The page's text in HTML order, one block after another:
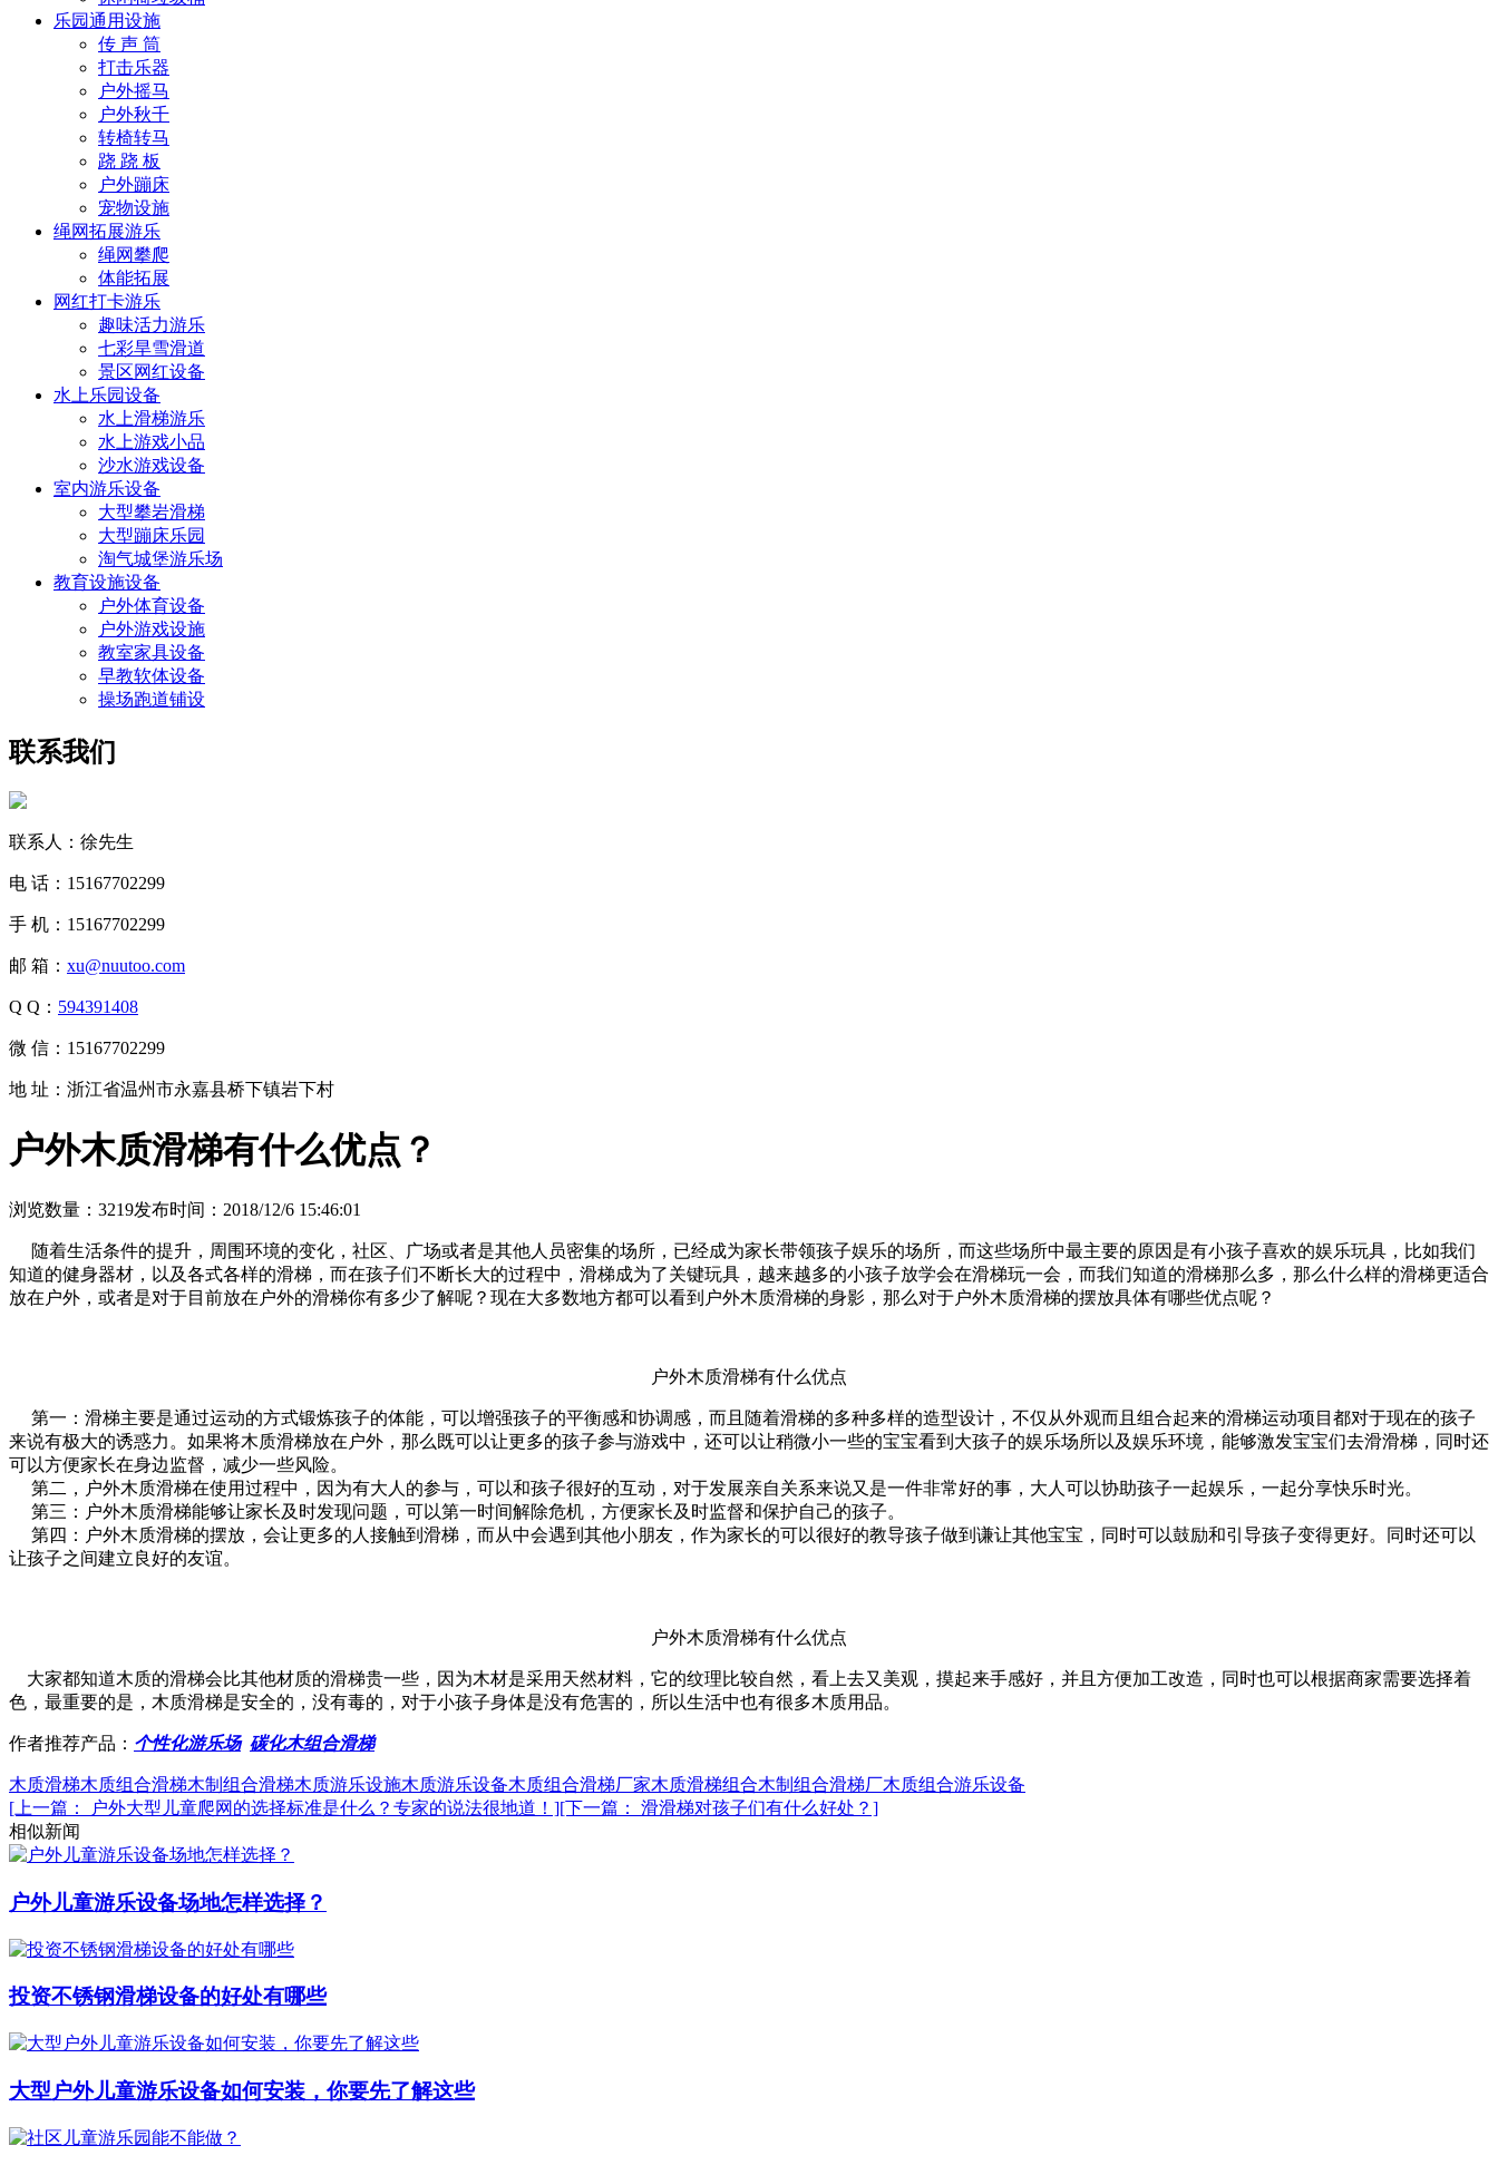
乐园通用设施
传 声 筒
打击乐器
户外摇马
户外秋千
转椅转马
跷 跷 板
户外蹦床
宠物设施
绳网拓展游乐
绳网攀爬
体能拓展
网红打卡游乐
趣味活力游乐
七彩旱雪滑道
景区网红设备
水上乐园设备
水上滑梯游乐
水上游戏小品
沙水游戏设备
室内游乐设备
大型攀岩滑梯
大型蹦床乐园
淘气城堡游乐场
教育设施设备
户外体育设备
户外游戏设施
教室家具设备
早教软体设备
操场跑道铺设
联系我们
联系人：徐先生
电 话：15167702299
手 机：15167702299
邮 箱： xu@nuutoo.com
Q Q： 594391408
微 信：15167702299
地 址：浙江省温州市永嘉县桥下镇岩下村
户外木质滑梯有什么优点？
浏览数量：3219发布时间：2018/12/6 15:46:01
随着生活条件的提升，周围环境的变化，社区、广场或者是其他人员密集的场所，已经成为家长带领孩子娱乐的场所，而这些场所中最主要的原因是有小孩子喜欢的娱乐玩具，比如我们
知道的健身器材，以及各式各样的滑梯，而在孩子们不断长大的过程中，滑梯成为了关键玩具，越来越多的小孩子放学会在滑梯玩一会，而我们知道的滑梯那么多，那么什么样的滑梯更适合
放在户外，或者是对于目前放在户外的滑梯你有多少了解呢？现在大多数地方都可以看到户外木质滑梯的身影，那么对于户外木质滑梯的摆放具体有哪些优点呢？
户外木质滑梯有什么优点
第一：滑梯主要是通过运动的方式锻炼孩子的体能，可以增强孩子的平衡感和协调感，而且随着滑梯的多种多样的造型设计，不仅从外观而且组合起来的滑梯运动项目都对于现在的孩子
来说有极大的诱惑力。如果将木质滑梯放在户外，那么既可以让更多的孩子参与游戏中，还可以让稍微小一些的宝宝看到大孩子的娱乐场所以及娱乐环境，能够激发宝宝们去滑滑梯，同时还
可以方便家长在身边监督，减少一些风险。
第二，户外木质滑梯在使用过程中，因为有大人的参与，可以和孩子很好的互动，对于发展亲自关系来说又是一件非常好的事，大人可以协助孩子一起娱乐，一起分享快乐时光。
第三：户外木质滑梯能够让家长及时发现问题，可以第一时间解除危机，方便家长及时监督和保护自己的孩子。
第四：户外木质滑梯的摆放，会让更多的人接触到滑梯，而从中会遇到其他小朋友，作为家长的可以很好的教导孩子做到谦让其他宝宝，同时可以鼓励和引导孩子变得更好。同时还可以
让孩子之间建立良好的友谊。
户外木质滑梯有什么优点
大家都知道木质的滑梯会比其他材质的滑梯贵一些，因为木材是采用天然材料，它的纹理比较自然，看上去又美观，摸起来手感好，并且方便加工改造，同时也可以根据商家需要选择着
色，最重要的是，木质滑梯是安全的，没有毒的，对于小孩子身体是没有危害的，所以生活中也有很多木质用品。
作者推荐产品： 个性化游乐场 碳化木组合滑梯
木质滑梯木质组合滑梯木制组合滑梯木质游乐设施木质游乐设备木质组合滑梯厂家木质滑梯组合木制组合滑梯厂木质组合游乐设备
[上一篇： 户外大型儿童爬网的选择标准是什么？专家的说法很地道！][下一篇： 滑滑梯对孩子们有什么好处？]
相似新闻
户外儿童游乐设备场地怎样选择？
投资不锈钢滑梯设备的好处有哪些
大型户外儿童游乐设备如何安装，你要先了解这些